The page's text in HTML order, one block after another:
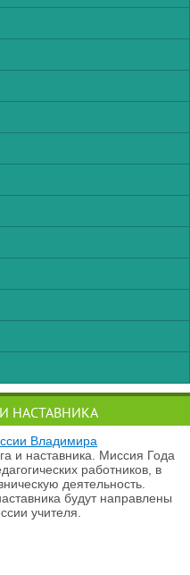
НАСТАВНИКА
Владимира
и наставника. Миссия Года
работников, в
деятельность.
будут направлены
учителя.